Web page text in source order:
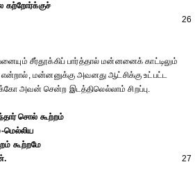
கற்றோர்க்குச்
26
சீர்தூக்கிப் பார்த்தால் மன்னனைக் காட்டிலும்
என்றால், மன்னனுக்கு அவனது ஆட்சிக்கு உட்பட்ட
அவன் சென்ற இடத்திலெல்லாம் சிறப்பு.
சொல் கூற்றம்
மெல்லிய
கூற்றமே
27